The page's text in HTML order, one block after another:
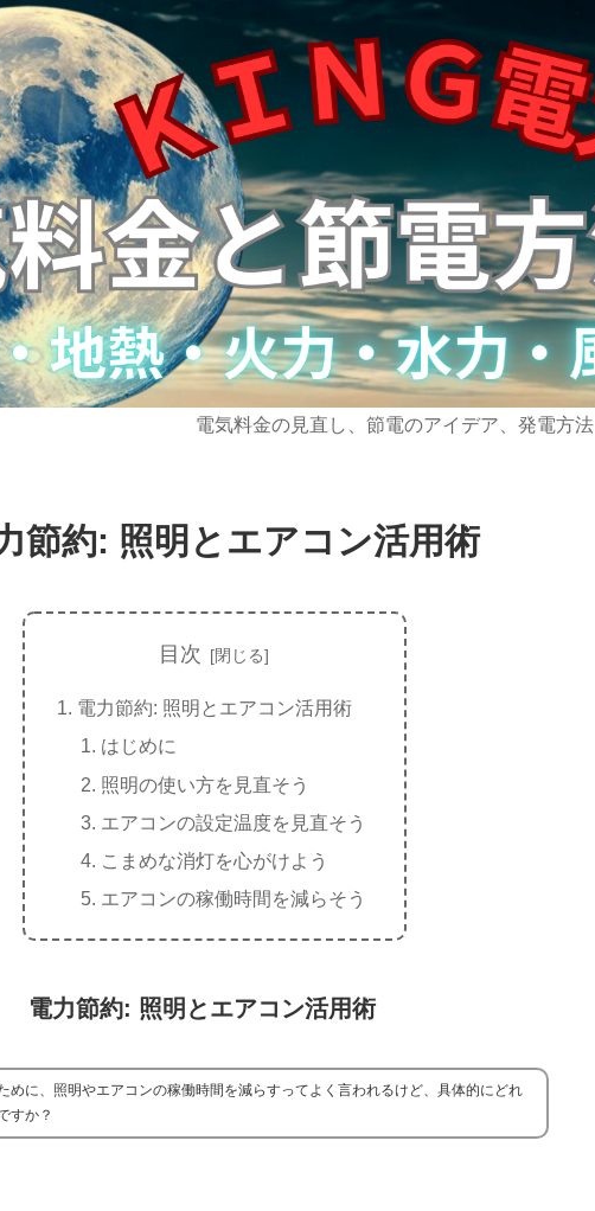
電気料金の見直し、節電のアイデア、発電方法
節約: 照明とエアコン活用術
目次
電力節約: 照明とエアコン活用術
はじめに
照明の使い方を見直そう
エアコンの設定温度を見直そう
こまめな消灯を心がけよう
エアコンの稼働時間を減らそう
電力節約: 照明とエアコン活用術
めに、照明やエアコンの稼働時間を減らすってよく言われるけど、具体的にどれ
すか？